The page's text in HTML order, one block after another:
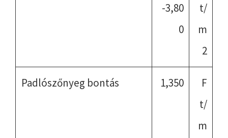
-3,80
0
t/
m
2
Padlószőnyeg bontás 1,350
F
t/
m